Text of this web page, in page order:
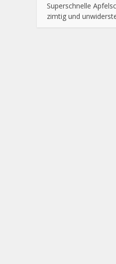
Superschnelle
zimtig und